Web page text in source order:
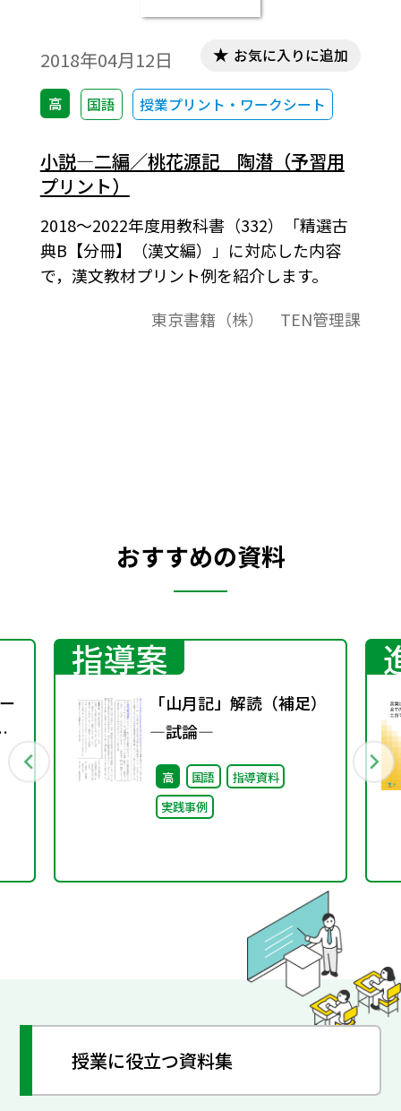
2018年04月12日
高 国語 授業プリント・ワークシート
お気に入りに追加
小説―二編／桃花源記 陶潜（予習用
プリント）
2018～2022年度用教科書（332）「精選古
典B【分冊】（漢文編）」に対応した内容
で，漢文教材プリント例を紹介します。
東京書籍（株） TEN管理課
おすすめの資料
指導案
「山月記」解読（補足）
―試論―
高 国語
指導資料
実践事例
授業に役立つ資料集